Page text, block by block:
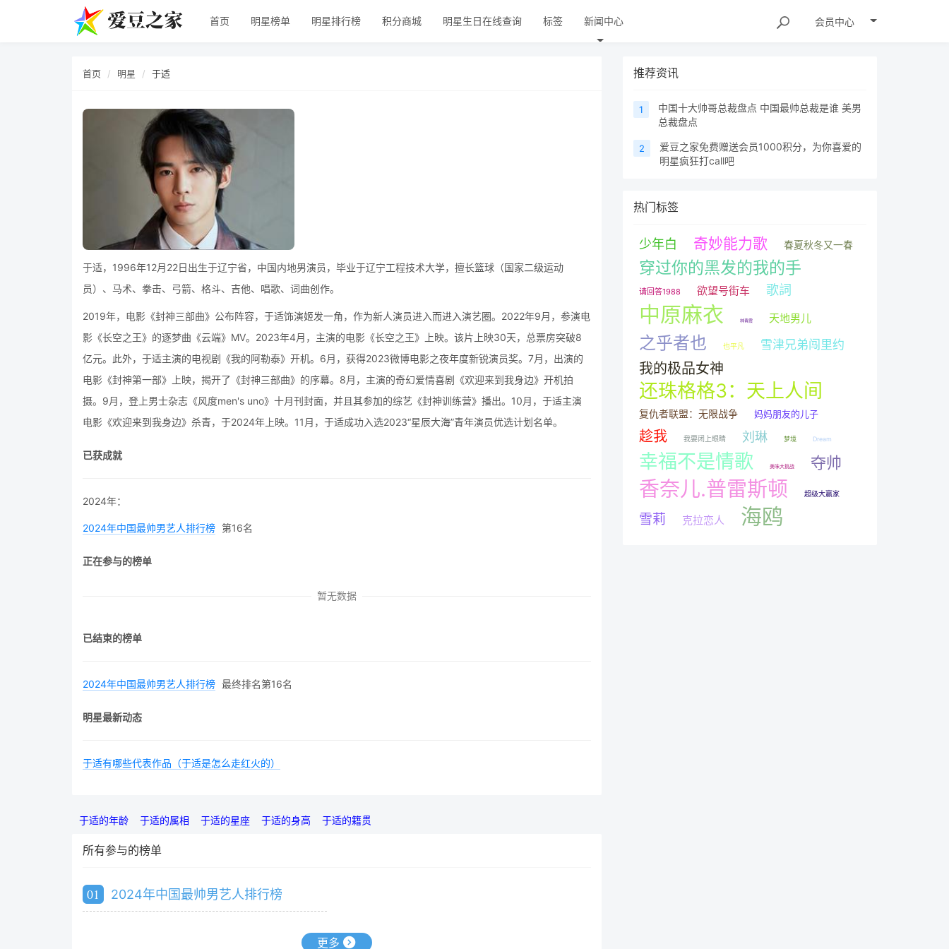
首页 明星榜单 明星排行榜 积分商城 明星生日在线查询 标签 新闻中心 会员中心
首页 明星 于适
于适，1996年12月22日出生于辽宁省，中国内地男演员，毕业于辽宁工程技术大学，擅长篮球（国家二级运动
员）、马术、拳击、弓箭、格斗、吉他、唱歌、词曲创作。
2019年，电影《封神三部曲》公布阵容，于适饰演姬发一角，作为新人演员进入而进入演艺圈。2022年9月，参演电
影《长空之王》的逐梦曲《云端》MV。2023年4月，主演的电影《长空之王》上映。该片上映30天，总票房突破8
亿元。此外，于适主演的电视剧《我的阿勒泰》开机。6月，获得2023微博电影之夜年度新锐演员奖。7月，出演的
电影《封神第一部》上映，揭开了《封神三部曲》的序幕。8月，主演的奇幻爱情喜剧《欢迎来到我身边》开机拍
摄。9月，登上男士杂志《风度men's uno》十月刊封面，并且其参加的综艺《封神训练营》播出。10月，于适主演
电影《欢迎来到我身边》杀青，于2024年上映。11月，于适成功入选2023“星辰大海”青年演员优选计划名单。
已获成就
2024年：
2024年中国最帅男艺人排行榜 第16名
正在参与的榜单
暂无数据
已结束的榜单
2024年中国最帅男艺人排行榜 最终排名第16名
明星最新动态
于适有哪些代表作品（于适是怎么走红火的）
于适的年龄 于适的属相 于适的星座 于适的身高 于适的籍贯
所有参与的榜单
01 2024年中国最帅男艺人排行榜
更多
推荐资讯
1
中国十大帅哥总裁盘点 中国最帅总裁是谁 美男
总裁盘点
2
爱豆之家免费赠送会员1000积分，为你喜爱的
明星疯狂打call吧
热门标签
少年白 奇妙能力歌 春夏秋冬又一春
穿过你的黑发的我的手
请回答1988 欲望号街车 歌詞
中原麻衣 林青霞 天地男儿
之乎者也 也平凡 雪津兄弟闯里约
我的极品女神
还珠格格3：天上人间
复仇者联盟：无限战争 妈妈朋友的儿子
趁我 我要闭上眼睛 刘琳 梦境 Dream
幸福不是情歌 美味大挑战 夺帅
香奈儿.普雷斯顿 超级大赢家
雪莉 克拉恋人 海鸥